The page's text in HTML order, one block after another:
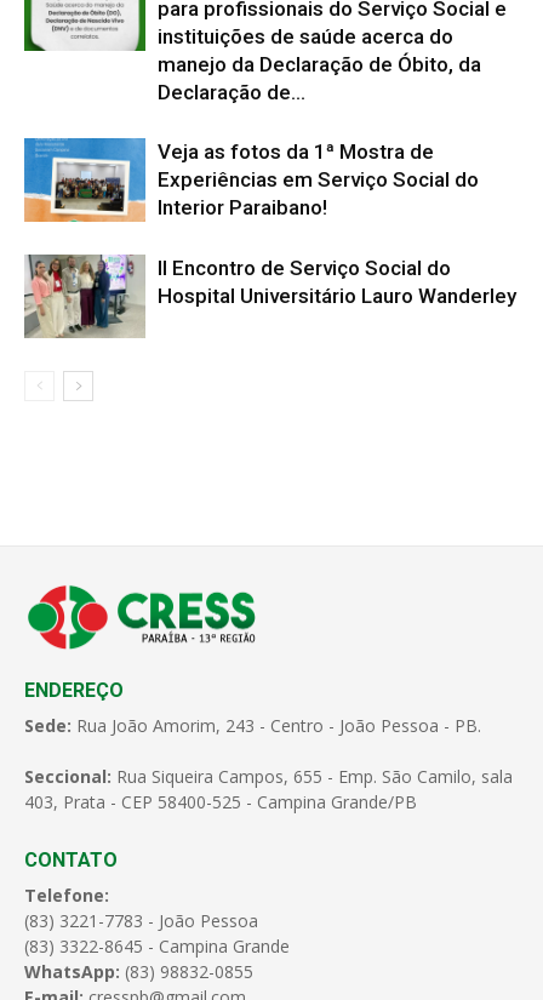
para profissionais do Serviço Social e
instituições de saúde acerca do
manejo da Declaração de Óbito, da
Declaração de...
Veja as fotos da 1ª Mostra de
Experiências em Serviço Social do
Interior Paraibano!
II Encontro de Serviço Social do
Hospital Universitário Lauro Wanderley
ENDEREÇO
Sede: Rua João Amorim, 243 - Centro - João Pessoa - PB.
Seccional: Rua Siqueira Campos, 655 - Emp. São Camilo, sala
403, Prata - CEP 58400-525 - Campina Grande/PB
CONTATO
Telefone:
(83) 3221-7783 - João Pessoa
(83) 3322-8645 - Campina Grande
WhatsApp: (83) 98832-0855